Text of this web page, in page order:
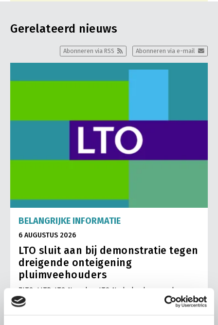
Gerelateerd nieuws
Abonneren via e-mail
Abonneren via RSS
BELANGRIJKE INFORMATIE
6 AUGUSTUS 2026
LTO sluit aan bij demonstratie tegen
dreigende onteigening
pluimveehouders
ZLTO, LLTB, LTO Noord en LTO Nederland roepen hun
leden op om op vrijdagochtend 14 augustus massaal naar
het voorplein van het provinciehuis in Den Bosch te